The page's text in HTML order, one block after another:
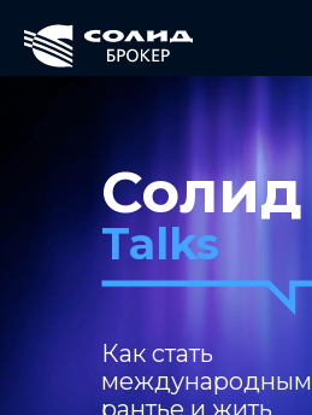
Как стать
международным
рантье и жить
Talks
Солид